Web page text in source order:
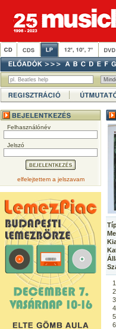
Felhasználónév
Jelszó
elfelejtettem a jelszavam
1
2
3
4
5
6